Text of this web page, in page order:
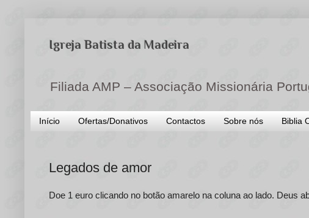
Igreja Batista da Madeira
Filiada AMP – Associação Missionária
Início Ofertas/Donativos Contactos Sobre nós Biblia
Legados de amor
Doe 1 euro clicando no botão amarelo na coluna ao lado. Deus